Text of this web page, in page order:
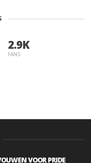
FANS
VOOR PRIDE